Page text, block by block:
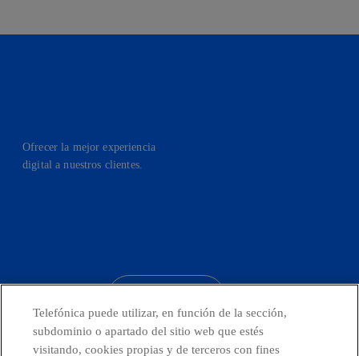
Ofrecer la mejor experiencia
digital a nuestros clientes.
Telefónica puede utilizar, en función de la sección,
subdominio o apartado del sitio web que estés
visitando, cookies propias y de terceros con fines